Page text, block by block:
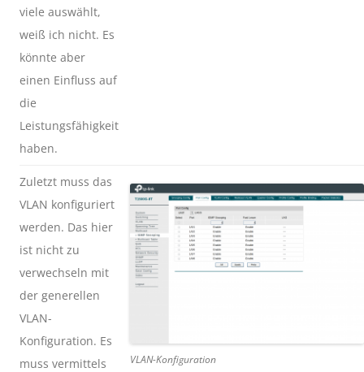
viele auswählt,
weiß ich nicht. Es
könnte aber
einen Einfluss auf
die
Leistungsfähigkeit
haben.
Zuletzt muss das
VLAN konfiguriert
werden. Das hier
ist nicht zu
verwechseln mit
der generellen
VLAN-
Konfiguration. Es
muss vermittels
VLAN-Konfiguration